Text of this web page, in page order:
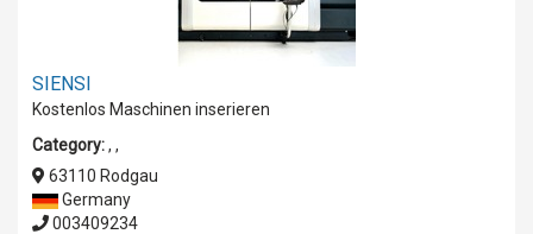
SIENSI
Kostenlos Maschinen inserieren
Category:, ,
63110 Rodgau
Germany
003409234